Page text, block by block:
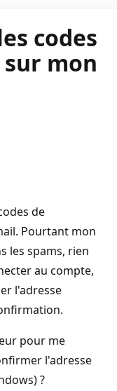
codes
mon
de
Pourtant mon
les spams, rien
au compte,
l'adresse
pour me
l'adresse
?